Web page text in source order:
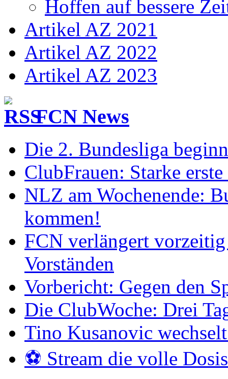
Hoffen auf bessere
Artikel AZ 2021
Artikel AZ 2022
Artikel AZ 2023
FCN News
Die 2. Bundesliga
ClubFrauen: Starke
NLZ am Wochenende:
kommen!
FCN verlängert
Vorständen
Vorbericht: Gegen den
Die ClubWoche: Drei
Tino Kusanovic
⚽️ Stream die volle